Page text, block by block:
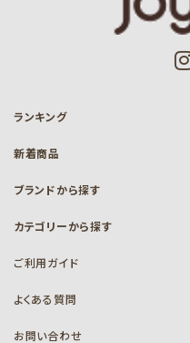
ランキング
新着商品
ブランドから探す
カテゴリーから探す
ご利用ガイド
よくある質問
お問い合わせ